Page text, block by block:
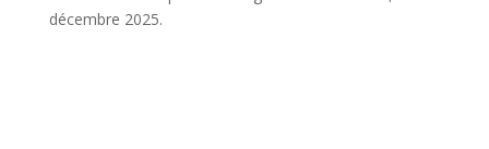
décembre 2025.